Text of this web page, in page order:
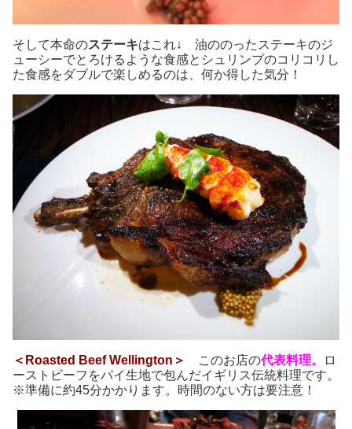
そして本命のステーキはこれ↓ 油ののったステーキのジ
ューシーでとろけるような食感とシュリンプのコリコリし
た食感をダブルで楽しめるのは、何か得した気分！
＜Roasted Beef Wellington＞ このお店の代表料理。
ロ
ーストビーフをパイ生地で包んだイギリス伝統料理です。
※準備に約45分かかります。時間のない方は要注意！